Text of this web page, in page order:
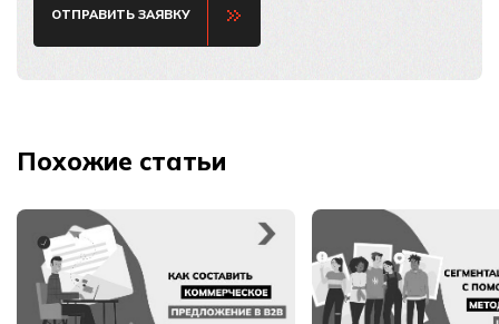
ОТПРАВИТЬ ЗАЯВКУ
Похожие статьи